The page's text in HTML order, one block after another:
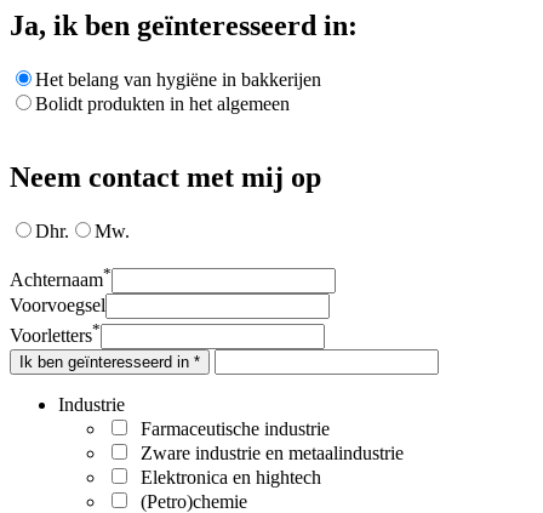
Ja, ik ben geïnteresseerd in:
Het belang van hygiëne in bakkerijen
Bolidt produkten in het algemeen
Neem contact met mij op
Dhr. Mw.
Achternaam*
Voorvoegsel
Voorletters*
Ik ben geïnteresseerd in *
Industrie
Farmaceutische industrie
Zware industrie en metaalindustrie
Elektronica en hightech
(Petro)chemie